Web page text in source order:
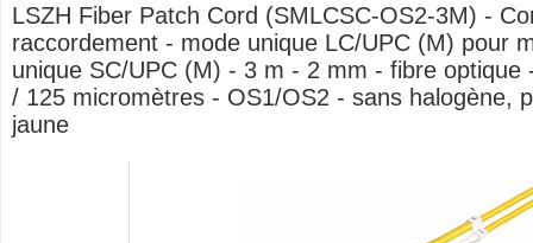
LSZH Fiber Patch Cord (SMLCSC-OS2-3M) -
raccordement - mode unique LC/UPC (M) pour
unique SC/UPC (M) - 3 m - 2 mm - fibre optique
/ 125 micromètres - OS1/OS2 - sans halogène,
jaune